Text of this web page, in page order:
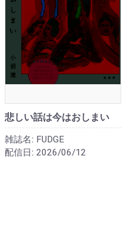
悲しい話は今はおしまい
雑誌名: FUDGE
配信日: 2026/06/12